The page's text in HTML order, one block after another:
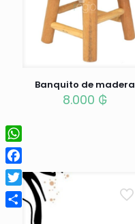
Banquito de madera
8.000 ₲
WhatsApp
Facebook
Twitter
Compartir